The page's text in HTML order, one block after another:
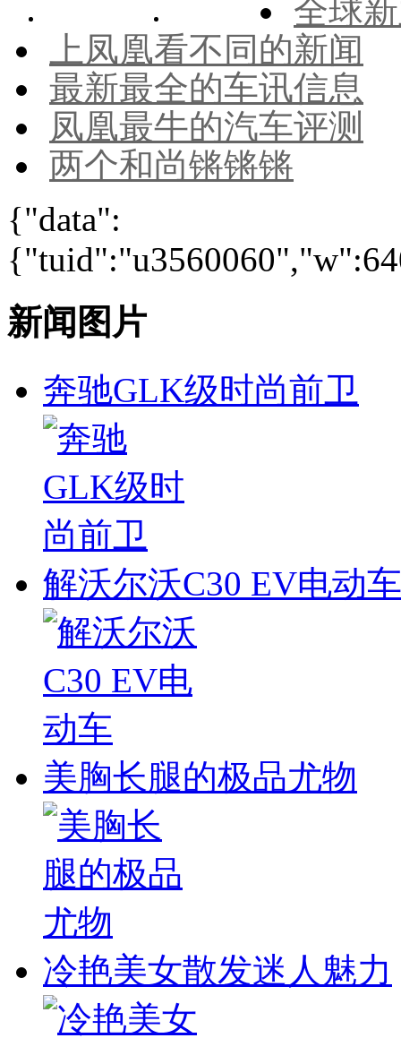
全球
上凤凰看不同的新闻
最新最全的车讯信息
凤凰最牛的汽车评测
两个和尚锵锵锵
{"data":
新闻图片
奔驰GLK级时尚前卫
解沃尔沃C30 EV电动车
美胸长腿的极品尤物
冷艳美女散发迷人魅力